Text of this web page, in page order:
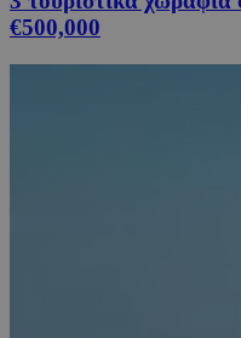
€500,000